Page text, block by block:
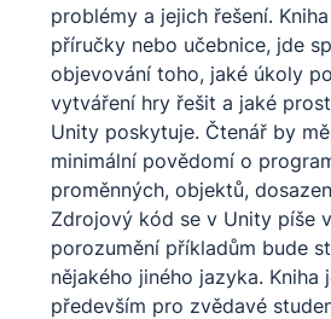
problémy a jejich řešení.
příručky nebo učebnice, jde
objevování toho, jaké úkoly
vytváření hry řešit a jaké
Unity poskytuje. Čtenář by
minimální povědomí o
proměnných, objektů,
Zdrojový kód se v Unity píše
porozumění příkladům bude
nějakého jiného jazyka. Kniha
především pro zvědavé